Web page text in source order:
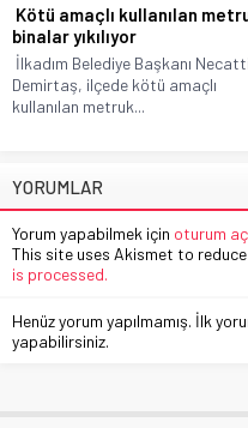
Kötü amaçlı kullanılan
binalar yıkılıyor
İlkadım Belediye Başkanı
Demirtaş, ilçede kötü amaçlı
kullanılan metruk...
YORUMLAR
Yorum yapabilmek için oturum
This site uses Akismet to
is processed.
Henüz yorum yapılmamış. İlk
yapabilirsiniz.